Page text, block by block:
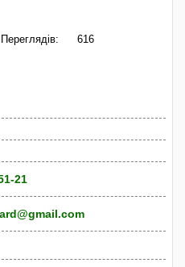
Переглядів: 616
21